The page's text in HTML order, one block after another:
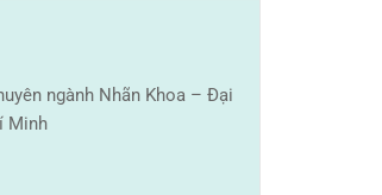
ngành Nhãn Khoa – Đại
Minh